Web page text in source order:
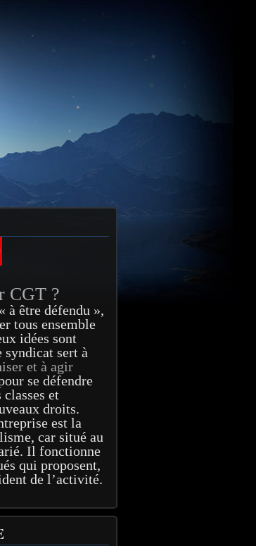
CGT ?
à être défendu »,
tous ensemble
idées sont
syndicat sert à
et à agir
se défendre
et
droits.
est la
car situé au
Il fonctionne
qui proposent,
de l’activité.